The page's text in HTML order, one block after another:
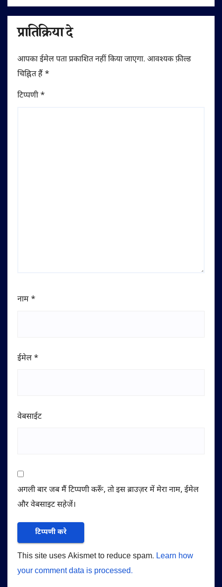
प्रातिक्रिया दे
आपका ईमेल पता प्रकाशित नहीं किया जाएगा. आवश्यक फ़ील्ड
चिह्नित हैं *
टिप्पणी*
नाम *
ईमेल *
वेबसाईट
अगली बार जब मैं टिप्पणी करूँ, तो इस ब्राउज़र में मेरा नाम, ईमेल
और वेबसाइट सहेजें।
This site uses Akismet to reduce spam. Learn how
your comment data is processed.